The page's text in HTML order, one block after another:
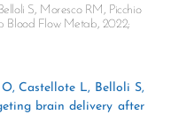
S, Moresco RM, Picchio
Blood Flow Metab, 2022;
Castellote L, Belloli S,
brain delivery after